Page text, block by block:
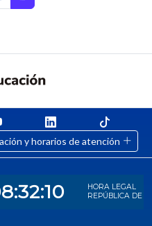
y horarios de atención